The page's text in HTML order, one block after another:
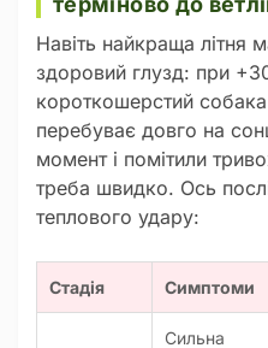
Навіть найкраща літня
здоровий глузд: при
короткошерстий
перебуває довго на
момент і помітили
треба швидко. Ось
теплового удару:
Стадія Симптоми
Сильна